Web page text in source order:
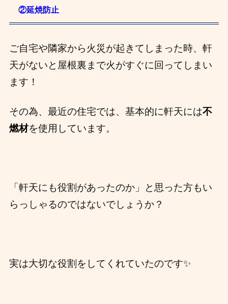
②延焼防止
ご自宅や隣家から火災が起きてしまった時、軒
天がないと屋根裏まで火がすぐに回ってしまい
ます！
その為、最近の住宅では、基本的に軒天には不
燃材を使用しています。
「軒天にも役割があったのか」と思った方もい
らっしゃるのではないでしょうか？
実は大切な役割をしてくれていたのです✨